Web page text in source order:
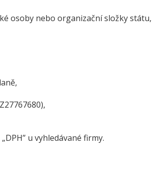
osoby nebo organizační složky státu,
u vyhledávané firmy.